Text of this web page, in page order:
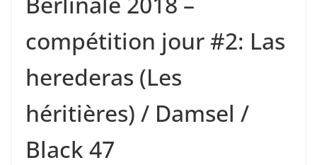
compétition jour #2: Las
herederas (Les
héritières) / Damsel /
Black 47